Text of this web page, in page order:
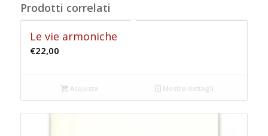
Prodotti correlati
Le vie armoniche
€22,00
Acquista Mostra dettagli